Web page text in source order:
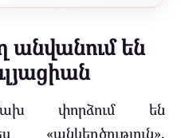
անվանում են
փորձում են
«անկեղծություն»,